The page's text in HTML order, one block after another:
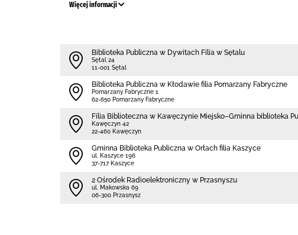
Więcej informacji
Biblioteka Publiczna w Dywitach Filia w Sętalu
Sętal 24
11-001 Sętal
Biblioteka Publiczna w Kłodawie filia Pomarzany Fabryczne
Pomarzany Fabryczne 1
62-650 Pomarzany Fabryczne
Filia Biblioteczna w Kawęczynie Miejsko–Gminna biblioteka
Kawęczyn 42
22-460 Kawęczyn
Gminna Biblioteka Publiczna w Orłach filia Kaszyce
ul. Kaszyce 196
37-717 Kaszyce
2 Ośrodek Radioelektroniczny w Przasnyszu
ul. Makowska 69
06-300 Przasnysz